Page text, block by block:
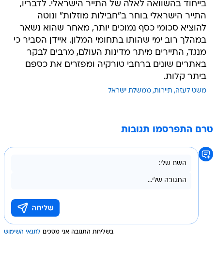
בייחוד בהשוואה לאלה של התייר הישראלי. לדבריו,
התייר הישראלי בוחר ב"חבילות מוזלות" ונוטה
להוציא סכומי כסף נמוכים יותר, מאחר שהוא נשאר
במהלך רוב ימי שהותו בתחומי המלון. איידן הסביר כי
מנגד, התיירים מיתר מדינות העולם, מרבים לבקר
באתרים שונים ברחבי טורקיה ומפזרים את כספם
ביתר קלות.
משט לעזה תיירות ממשלת ישראל
טרם התפרסמו תגובות
בשליחת התגובה אני מסכים לתנאי השימוש